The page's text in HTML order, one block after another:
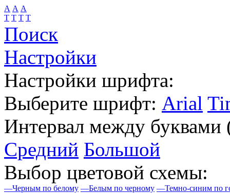
А А А
Т Т Т Т
Поиск
Настройки
Настройки шрифта:
Выберите шрифт: Arial
Интервал между буквами
Средний Большой
Выбор цветовой схемы:
—Черным по белому —Белым по черному —Темно-синим по